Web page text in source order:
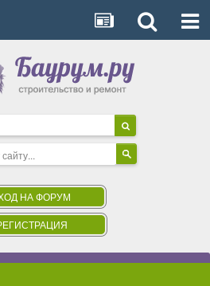
НА ФОРУМ